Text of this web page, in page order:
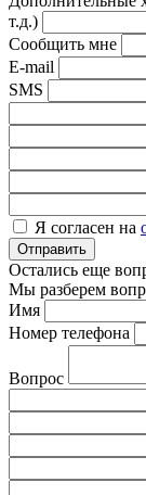
т.д.)
Сообщить мне
E-mail
SMS
Я согласен на
Отправить
Остались еще
Мы разберем
Имя
Номер телефона
Вопрос